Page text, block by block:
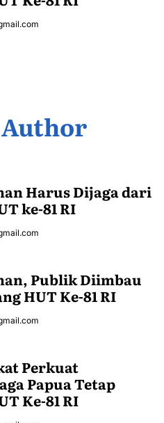
Harus Dijaga dari
ke-81 RI
Publik Diimbau
HUT Ke-81 RI
Perkuat
Papua Tetap
Ke-81 RI